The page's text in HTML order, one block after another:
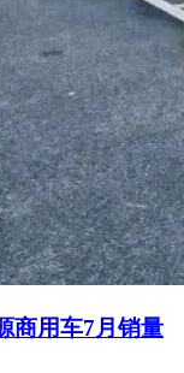
商用车7月销量